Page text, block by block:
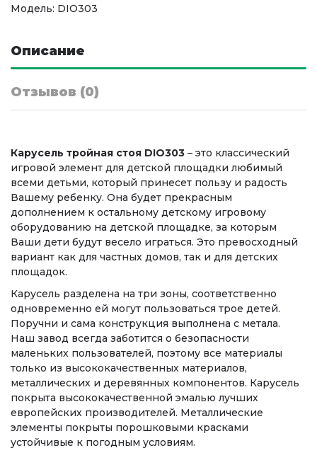
Модель: DIO303
Описание
Отзывов (0)
Карусель тройная стоя DIO303 – это классический
игровой элемент для детской площадки любимый
всеми детьми, который принесет пользу и радость
Вашему ребенку. Она будет прекрасным
дополнением к остальному детскому игровому
оборудованию на детской площадке, за которым
Ваши дети будут весело играться. Это превосходный
вариант как для частных домов, так и для детских
площадок.
Карусель разделена на три зоны, соответственно
одновременно ей могут пользоваться трое детей.
Поручни и сама конструкция выполнена с метала.
Наш завод всегда заботится о безопасности
маленьких пользователей, поэтому все материалы
только из высококачественных материалов,
металлических и деревянных компонентов. Карусель
покрыта высококачественной эмалью лучших
европейских производителей. Металлические
элементы покрыты порошковыми красками
устойчивые к погодным условиям.